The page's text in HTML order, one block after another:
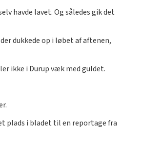
havde lavet. Og således gik det
dukkede op i løbet af aftenen,
ikke i Durup væk med guldet.
plads i bladet til en reportage fra